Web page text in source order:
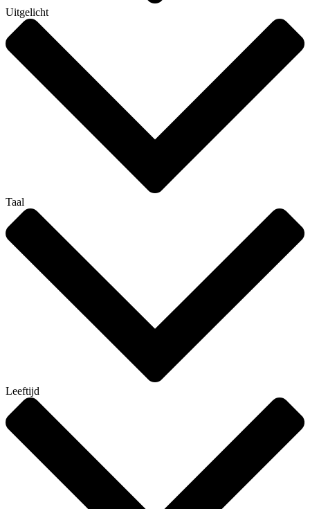
Uitgelicht
Taal
Leeftijd